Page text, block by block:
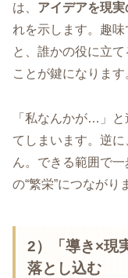
は、 アイデアを現
れを示します。趣
と、誰かの役に立
ことが鍵になります
「私なんかが…」
てしまいます。逆
ん。できる範囲で
の“繁栄”につながり
2）「導き×現
落とし込む